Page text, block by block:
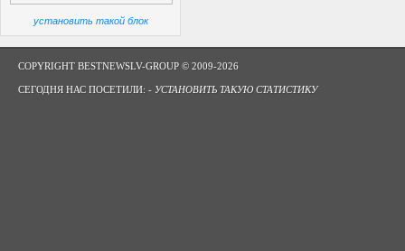
установить такой блок
COPYRIGHT BESTNEWSLV-GROUP © 2009-2026
СЕГОДНЯ НАС ПОСЕТИЛИ: - УСТАНОВИТЬ ТАКУЮ СТАТИСТИКУ